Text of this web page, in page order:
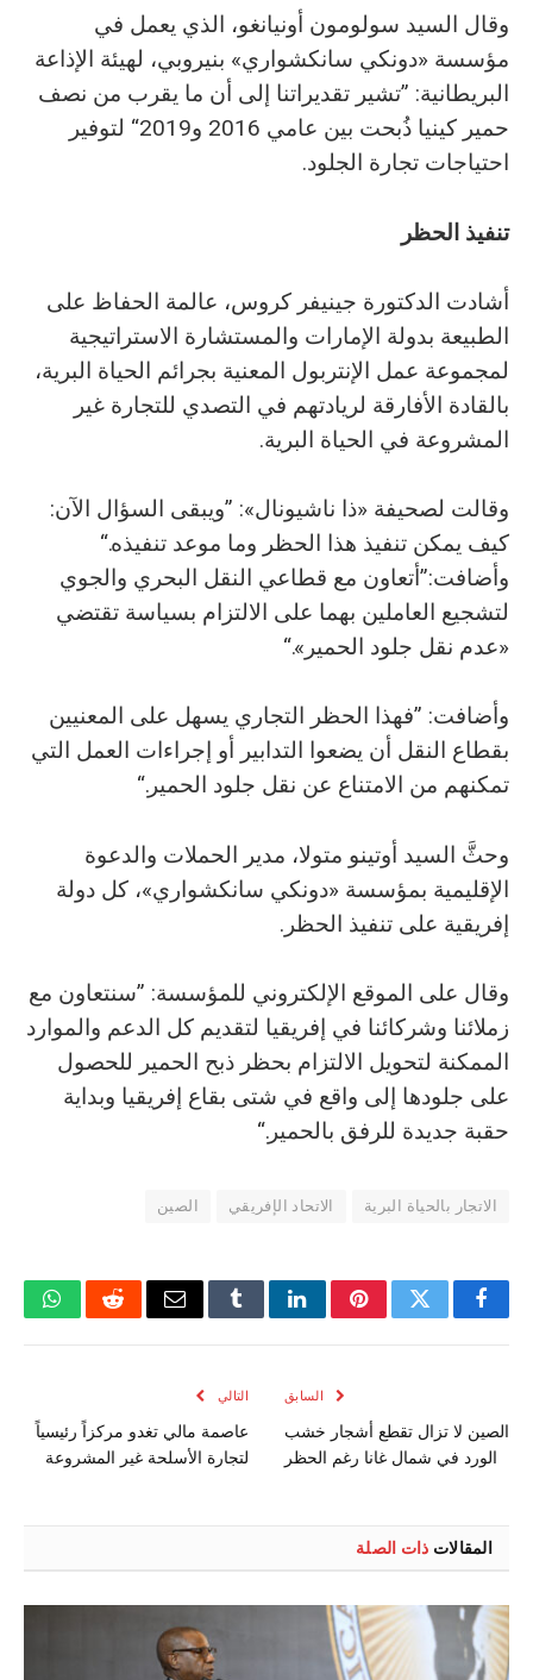
وقال السيد سولومون أونيانغو، الذي يعمل في
مؤسسة «دونكي سانكشواري» بنيروبي، لهيئة الإذاعة
البريطانية: ”تشير تقديراتنا إلى أن ما يقرب من نصف
حمير كينيا ذُبحت بين عامي 2016 و2019“ لتوفير
احتياجات تجارة الجلود.
تنفيذ الحظر
أشادت الدكتورة جينيفر كروس، عالمة الحفاظ على
الطبيعة بدولة الإمارات والمستشارة الاستراتيجية
لمجموعة عمل الإنتربول المعنية بجرائم الحياة البرية،
بالقادة الأفارقة لريادتهم في التصدي للتجارة غير
المشروعة في الحياة البرية.
وقالت لصحيفة «ذا ناشيونال»: ”ويبقى السؤال الآن:
كيف يمكن تنفيذ هذا الحظر وما موعد تنفيذه.“
وأضافت:”أتعاون مع قطاعي النقل البحري والجوي
لتشجيع العاملين بهما على الالتزام بسياسة تقتضي
«عدم نقل جلود الحمير».“
وأضافت: ”فهذا الحظر التجاري يسهل على المعنيين
بقطاع النقل أن يضعوا التدابير أو إجراءات العمل التي
تمكنهم من الامتناع عن نقل جلود الحمير.“
وحثَّ السيد أوتينو متولا، مدير الحملات والدعوة
الإقليمية بمؤسسة «دونكي سانكشواري»، كل دولة
إفريقية على تنفيذ الحظر.
وقال على الموقع الإلكتروني للمؤسسة: ”سنتعاون مع
زملائنا وشركائنا في إفريقيا لتقديم كل الدعم والموارد
الممكنة لتحويل الالتزام بحظر ذبح الحمير للحصول
على جلودها إلى واقع في شتى بقاع إفريقيا وبداية
حقبة جديدة للرفق بالحمير.“
الاتجار بالحياة البرية الاتحاد الإفريقي الصين
فيسبوكتويتر بينتيريستلينكدإنTumblrالبريد
رديت
السابق
الصين لا تزال تقطع أشجار خشب
الورد في شمال غانا رغم الحظر
التالي
عاصمة مالي تغدو مركزاً رئيسياً
لتجارة الأسلحة غير المشروعة
المقالات ذات الصلة